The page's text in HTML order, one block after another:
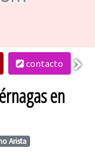
contacto
en
Arista